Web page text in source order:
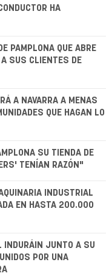
HA
PAMPLONA QUE ABRE
SUS CLIENTES DE
A NAVARRA A MENAS
QUE HAGAN LO
SU TIENDA DE
TENÍAN RAZÓN"
INDUSTRIAL
EN HASTA 200.000
INDURÁIN JUNTO A SU
POR UNA